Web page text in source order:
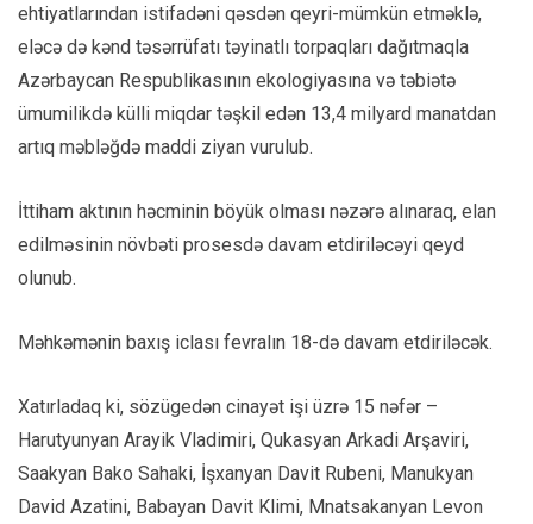
ehtiyatlarından istifadəni qəsdən qeyri-mümkün etməklə,
eləcə də kənd təsərrüfatı təyinatlı torpaqları dağıtmaqla
Azərbaycan Respublikasının ekologiyasına və təbiətə
ümumilikdə külli miqdar təşkil edən 13,4 milyard manatdan
artıq məbləğdə maddi ziyan vurulub.
İttiham aktının həcminin böyük olması nəzərə alınaraq, elan
edilməsinin növbəti prosesdə davam etdiriləcəyi qeyd
olunub.
Məhkəmənin baxış iclası fevralın 18-də davam etdiriləcək.
Xatırladaq ki, sözügedən cinayət işi üzrə 15 nəfər –
Harutyunyan Arayik Vladimiri, Qukasyan Arkadi Arşaviri,
Saakyan Bako Sahaki, İşxanyan Davit Rubeni, Manukyan
David Azatini, Babayan Davit Klimi, Mnatsakanyan Levon